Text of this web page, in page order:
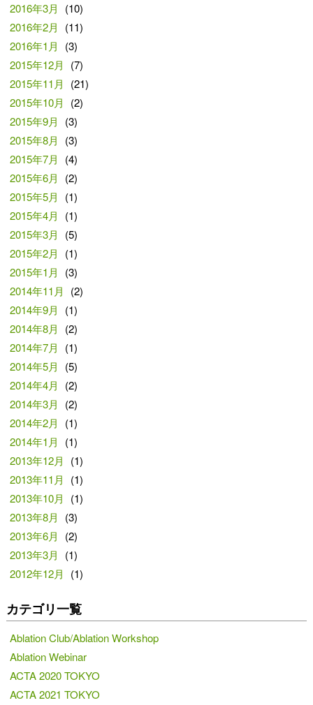
2016年3月
(10)
2016年2月
(11)
2016年1月
(3)
2015年12月
(7)
2015年11月
(21)
2015年10月
(2)
2015年9月
(3)
2015年8月
(3)
2015年7月
(4)
2015年6月
(2)
2015年5月
(1)
2015年4月
(1)
2015年3月
(5)
2015年2月
(1)
2015年1月
(3)
2014年11月
(2)
2014年9月
(1)
2014年8月
(2)
2014年7月
(1)
2014年5月
(5)
2014年4月
(2)
2014年3月
(2)
2014年2月
(1)
2014年1月
(1)
2013年12月
(1)
2013年11月
(1)
2013年10月
(1)
2013年8月
(3)
2013年6月
(2)
2013年3月
(1)
2012年12月
(1)
カテゴリ一覧
Ablation Club/Ablation Workshop
Ablation Webinar
ACTA 2020 TOKYO
ACTA 2021 TOKYO